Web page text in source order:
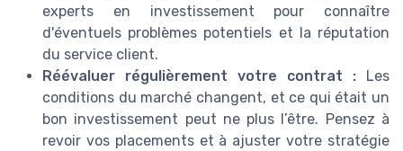
experts en investissement pour connaître
d'éventuels problèmes potentiels et la réputation
du service client.
Réévaluer régulièrement votre contrat : Les
conditions du marché changent, et ce qui était un
bon investissement peut ne plus l’être. Pensez à
revoir vos placements et à ajuster votre stratégie